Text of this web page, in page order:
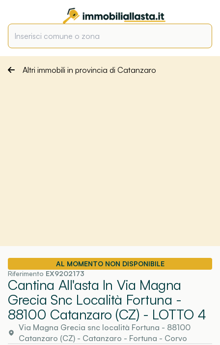
Altri immobili in provincia di Catanzaro
AL MOMENTO NON DISPONIBILE
Riferimento EX9202173
Cantina All'asta In Via Magna
Grecia Snc Località Fortuna -
88100 Catanzaro (CZ) - LOTTO 4
Via Magna Grecia snc località Fortuna - 88100
Catanzaro (CZ)- Catanzaro - Fortuna - Corvo